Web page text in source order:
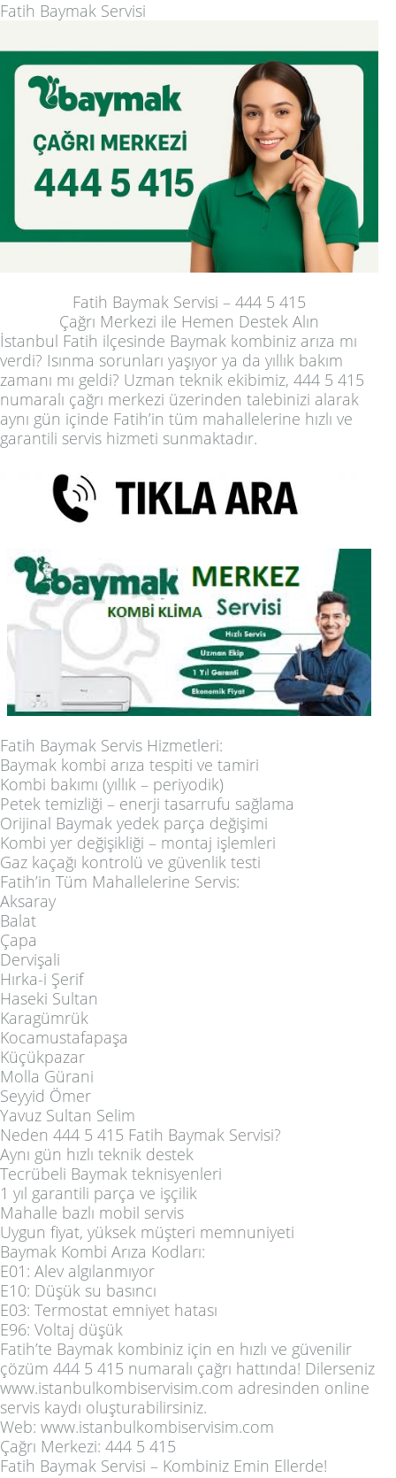
Fatih Baymak Servisi
Fatih Baymak Servisi – 444 5 415
Çağrı Merkezi ile Hemen Destek Alın
İstanbul Fatih ilçesinde Baymak kombiniz arıza mı
verdi? Isınma sorunları yaşıyor ya da yıllık bakım
zamanı mı geldi? Uzman teknik ekibimiz, 444 5 415
numaralı çağrı merkezi üzerinden talebinizi alarak
aynı gün içinde Fatih’in tüm mahallelerine hızlı ve
garantili servis hizmeti sunmaktadır.
Fatih Baymak Servis Hizmetleri:
Baymak kombi arıza tespiti ve tamiri
Kombi bakımı (yıllık – periyodik)
Petek temizliği – enerji tasarrufu sağlama
Orijinal Baymak yedek parça değişimi
Kombi yer değişikliği – montaj işlemleri
Gaz kaçağı kontrolü ve güvenlik testi
Fatih’in Tüm Mahallelerine Servis:
Aksaray
Balat
Çapa
Dervişali
Hırka-i Şerif
Haseki Sultan
Karagümrük
Kocamustafapaşa
Küçükpazar
Molla Gürani
Seyyid Ömer
Yavuz Sultan Selim
Neden 444 5 415 Fatih Baymak Servisi?
Aynı gün hızlı teknik destek
Tecrübeli Baymak teknisyenleri
1 yıl garantili parça ve işçilik
Mahalle bazlı mobil servis
Uygun fiyat, yüksek müşteri memnuniyeti
Baymak Kombi Arıza Kodları:
E01: Alev algılanmıyor
E10: Düşük su basıncı
E03: Termostat emniyet hatası
E96: Voltaj düşük
Fatih’te Baymak kombiniz için en hızlı ve güvenilir
çözüm 444 5 415 numaralı çağrı hattında! Dilerseniz
www.istanbulkombiservisim.com adresinden online
servis kaydı oluşturabilirsiniz.
Web: www.istanbulkombiservisim.com
Çağrı Merkezi: 444 5 415
Fatih Baymak Servisi – Kombiniz Emin Ellerde!